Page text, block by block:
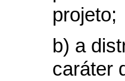
projeto;
b) a
caráter